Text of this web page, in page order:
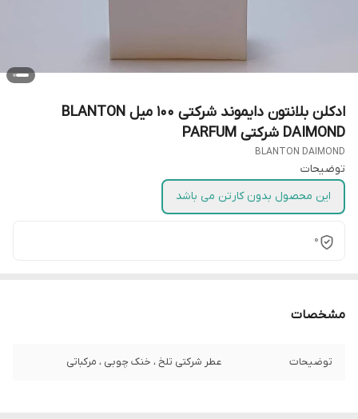
ادکلن بلانتون دایموند شرکتی 100 میل BLANTON
DAIMOND شرکتی PARFUM
BLANTON DAIMOND
توضیحات
این محصول بدون کارتن می باشد
0
مشخصات
توضیحات عطر شرکتی تلخ ، خنک چوبی ، مرکباتی